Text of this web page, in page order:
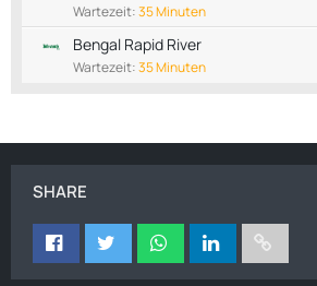
Wartezeit:35 Minuten
Bengal Rapid River
Wartezeit:35 Minuten
SHARE